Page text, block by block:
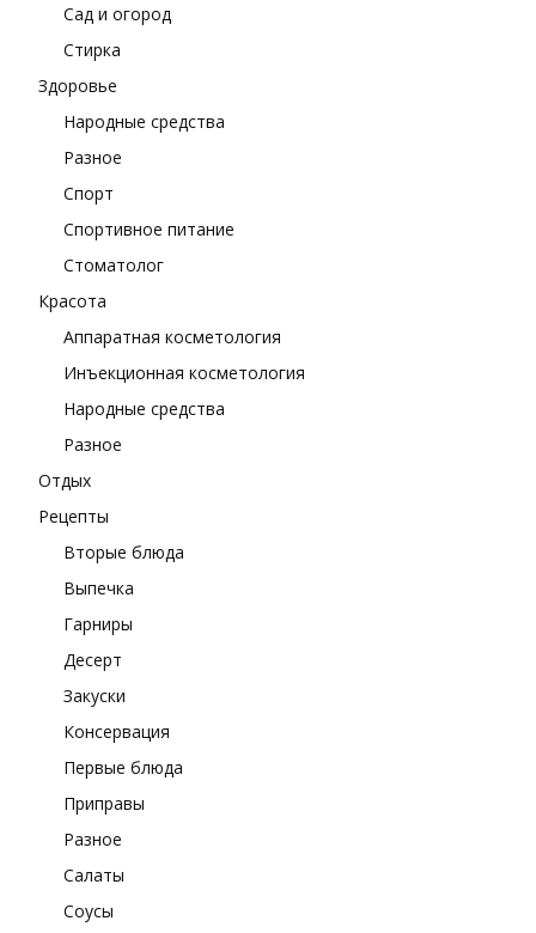
Сад и огород
Стирка
Здоровье
Народные средства
Разное
Спорт
Спортивное питание
Стоматолог
Красота
Аппаратная косметология
Инъекционная косметология
Народные средства
Разное
Отдых
Рецепты
Вторые блюда
Выпечка
Гарниры
Десерт
Закуски
Консервация
Первые блюда
Приправы
Разное
Салаты
Соусы